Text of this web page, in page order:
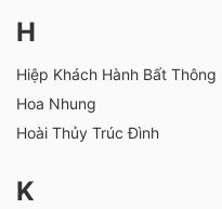
H
Hiệp Khách Hành Bất Thông
Hoa Nhung
Hoài Thủy Trúc Đình
K